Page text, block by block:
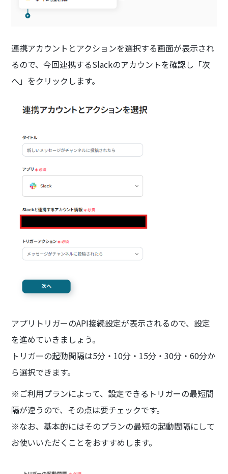
連携アカウントとアクションを選択する画面が表示され
るので、今回連携するSlackのアカウントを確認し「次
へ」をクリックします。
アプリトリガーのAPI接続設定が表示されるので、設定
を進めていきましょう。
トリガーの起動間隔は5分・10分・15分・30分・60分か
ら選択できます。
※ご利用プランによって、設定できるトリガーの最短間
隔が違うので、その点は要チェックです。
※なお、基本的にはそのプランの最短の起動間隔にして
お使いいただくことをおすすめします。